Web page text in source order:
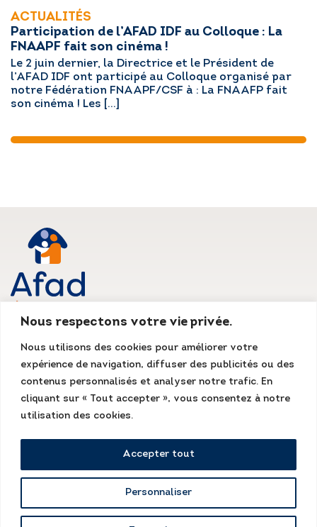
Nous respectons votre vie privée.
Nous utilisons des cookies pour améliorer votre
expérience de navigation, diffuser des publicités ou des
contenus personnalisés et analyser notre trafic. En
cliquant sur « Tout accepter », vous consentez à notre
utilisation des cookies.
Personnaliser
Accepter tout
ACTUALITÉS
Participation de l’AFAD IDF au Colloque : La
FNAAPF fait son cinéma !
Le 2 juin dernier, la Directrice et le Président de
l’AFAD IDF ont participé au Colloque organisé par
notre Fédération FNAAPF/CSF à : La FNAAFP fait
son cinéma ! Les […]
AFAD IDF
Siège social
135, rue du Mont Cenis
75018 Paris
Tél. : 01 55 07 13 13
Fax : 01 48 78 70 08
accueil@afad-idf.asso.fr
Facebook Instagram
Mentions légales Kissagram Design